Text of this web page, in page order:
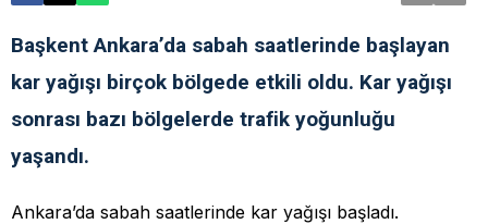
Başkent Ankara’da sabah saatlerinde başlayan
kar yağışı birçok bölgede etkili oldu. Kar yağışı
sonrası bazı bölgelerde trafik yoğunluğu
yaşandı.
Ankara’da sabah saatlerinde kar yağışı başladı.